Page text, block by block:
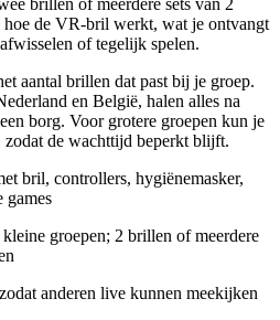
de VR-bril werkt, wat je ontvangt
of tegelijk spelen.
aantal brillen dat past bij je groep.
en België, halen alles na
borg. Voor grotere groepen kun je
zodat de wachttijd beperkt blijft.
bril, controllers, hygiënemasker,
games
groepen; 2 brillen of meerdere
anderen live kunnen meekijken